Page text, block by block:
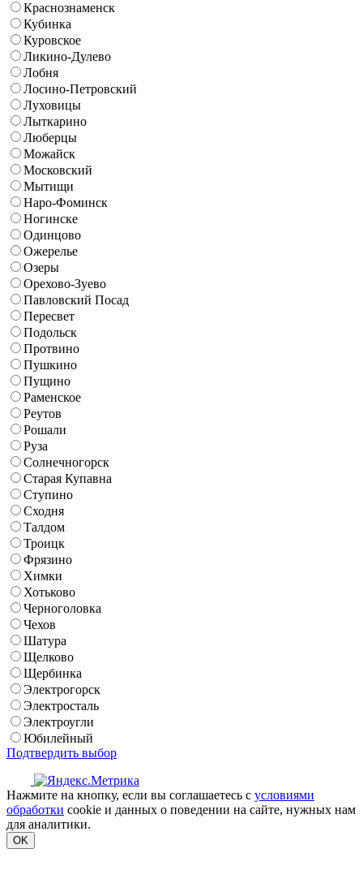
Краснознаменск
Кубинка
Куровское
Ликино-Дулево
Лобня
Лосино-Петровский
Луховицы
Лыткарино
Люберцы
Можайск
Московский
Мытищи
Наро-Фоминск
Ногинске
Одинцово
Ожерелье
Озеры
Орехово-Зуево
Павловский Посад
Пересвет
Подольск
Протвино
Пушкино
Пущино
Раменское
Реутов
Рошали
Руза
Солнечногорск
Старая Купавна
Ступино
Сходня
Талдом
Троицк
Фрязино
Химки
Хотьково
Черноголовка
Чехов
Шатура
Щелково
Щербинка
Электрогорск
Электросталь
Электроугли
Юбилейный
Подтвердить выбор
Нажмите на кнопку, если вы соглашаетесь с условиями
обработки cookie и данных о поведении на сайте, нужных нам
для аналитики.
OK